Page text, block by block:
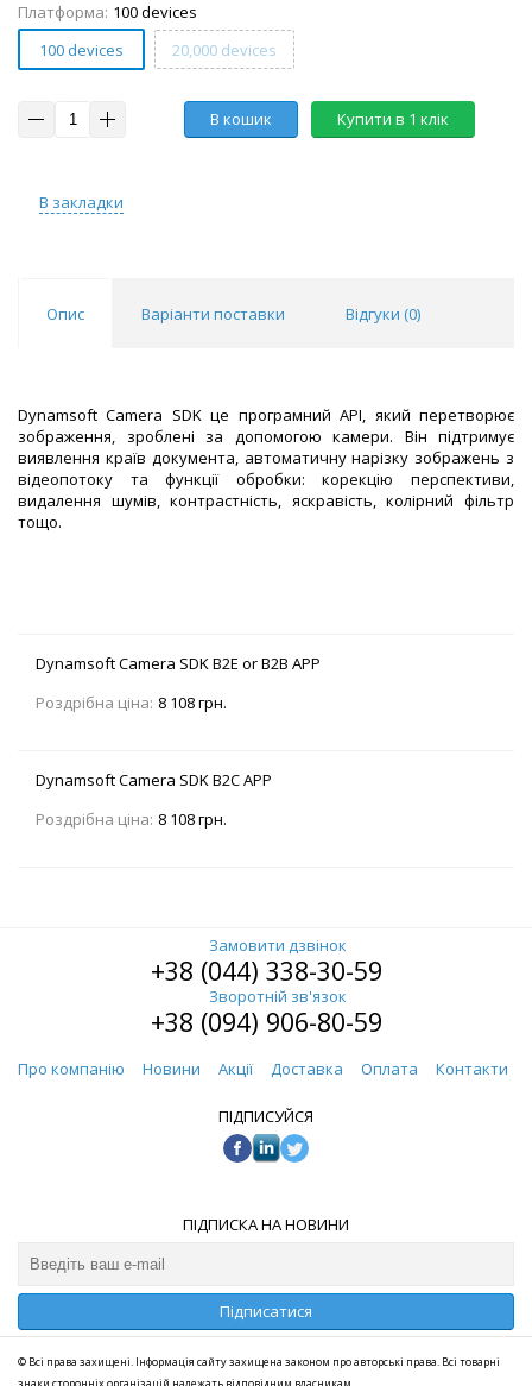
Платформа: 100 devices
100 devices
20,000 devices
В кошик Купити в 1 клік
В закладки
Опис Варіанти поставки Відгуки (0)
Dynamsoft Camera SDK це програмний API, який перетворює
зображення, зроблені за допомогою камери. Він підтримує
виявлення країв документа, автоматичну нарізку зображень з
відеопотоку та функції обробки: корекцію перспективи,
видалення шумів, контрастність, яскравість, колірний фільтр
тощо.
Dynamsoft Camera SDK B2E or B2B APP
Роздрібна ціна: 8 108 грн.
Dynamsoft Camera SDK B2C APP
Роздрібна ціна: 8 108 грн.
Замовити дзвінок
+38 (044) 338-30-59
Зворотній зв'язок
+38 (094) 906-80-59
Про компанію Новини Акції Доставка Оплата Контакти
ПІДПИСУЙСЯ
ПІДПИСКА НА НОВИНИ
Підписатися
© Всі права захищені. Інформація сайту захищена законом про авторські права. Всі товарні